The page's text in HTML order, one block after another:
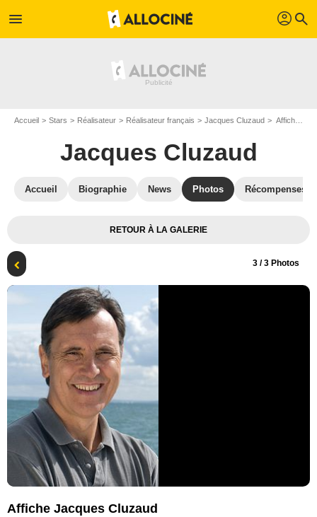
menu profil search
Accueil Stars Réalisateur Réalisateur français Jacques Cluzaud Affiche Jacques Cluzaud
Jacques Cluzaud
Accueil Biographie News Photos Récompenses
RETOUR À LA GALERIE
3 / 3 Photos
Affiche Jacques Cluzaud